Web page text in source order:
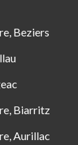
Beziers
Biarritz
Aurillac